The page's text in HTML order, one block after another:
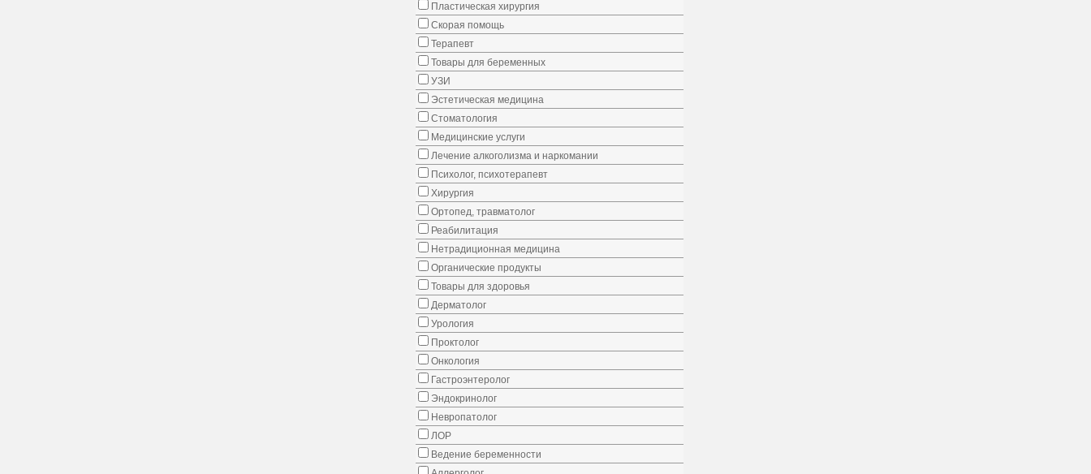
Пластическая хирургия
Скорая помощь
Терапевт
Товары для беременных
УЗИ
Эстетическая медицина
Стоматология
Медицинские услуги
Лечение алкоголизма и наркомании
Психолог, психотерапевт
Хирургия
Ортопед, травматолог
Реабилитация
Нетрадиционная медицина
Органические продукты
Товары для здоровья
Дерматолог
Урология
Проктолог
Онкология
Гастроэнтеролог
Эндокринолог
Невропатолог
ЛОР
Ведение беременности